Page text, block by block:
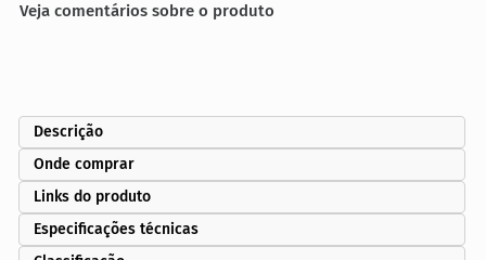
Veja comentários sobre o produto
Descrição
Onde comprar
Links do produto
Especificações técnicas